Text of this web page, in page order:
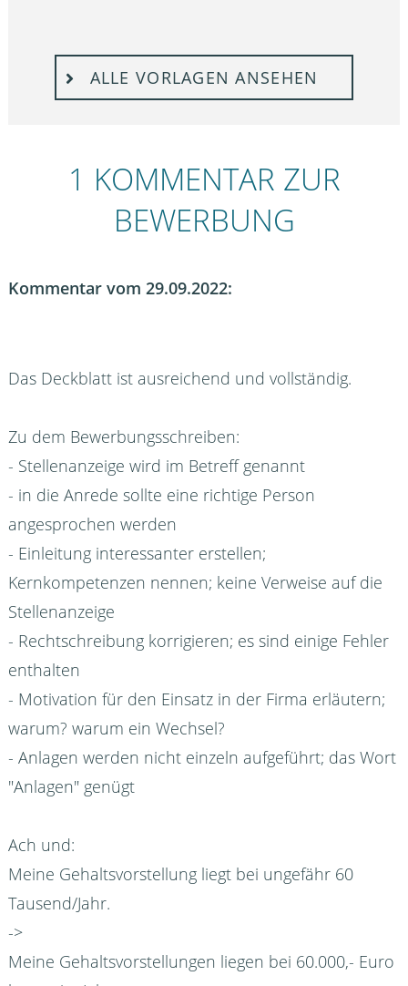
ALLE VORLAGEN ANSEHEN
1 KOMMENTAR ZUR
BEWERBUNG
Kommentar vom 29.09.2022:
Das Deckblatt ist ausreichend und vollständig.
Zu dem Bewerbungsschreiben:
- Stellenanzeige wird im Betreff genannt
- in die Anrede sollte eine richtige Person
angesprochen werden
- Einleitung interessanter erstellen;
Kernkompetenzen nennen; keine Verweise auf die
Stellenanzeige
- Rechtschreibung korrigieren; es sind einige Fehler
enthalten
- Motivation für den Einsatz in der Firma erläutern;
warum? warum ein Wechsel?
- Anlagen werden nicht einzeln aufgeführt; das Wort
"Anlagen" genügt
Ach und:
Meine Gehaltsvorstellung liegt bei ungefähr 60
Tausend/Jahr.
->
Meine Gehaltsvorstellungen liegen bei 60.000,- Euro